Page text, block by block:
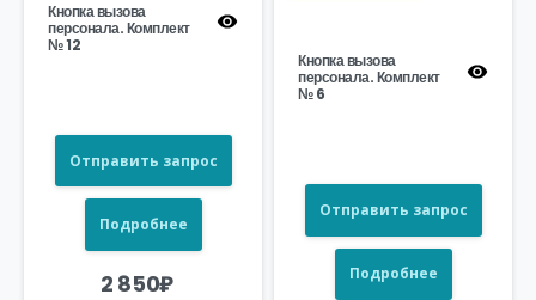
Кнопка вызова
персонала. Комплект
№ 12
Отправить запрос
Подробнее
2 850₽
Кнопка вызова
персонала. Комплект
№ 6
Отправить запрос
Подробнее